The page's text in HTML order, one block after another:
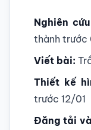
Nghiên
thành trước
Viết bài:
Thiết kế
trước 12/01
Đăng tải